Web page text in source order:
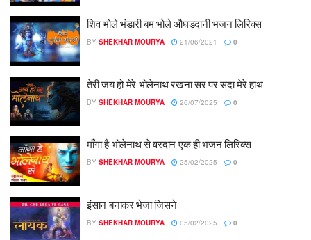
शिव भोले भंडारी बम भोले औघड़दानी भजन लिरिक्स
BY SHEKHAR MOURYA 21/06/2021 0
तेरी जय हो मेरे भोलेनाथ रखना सर पर सदा मेरे हाथ
BY SHEKHAR MOURYA 26/07/2025 0
माँगा है भोलेनाथ से वरदान एक ही भजन लिरिक्स
BY SHEKHAR MOURYA 25/02/2025 0
इंसान बनाकर भेजा जिसने
BY SHEKHAR MOURYA 05/02/2025 0